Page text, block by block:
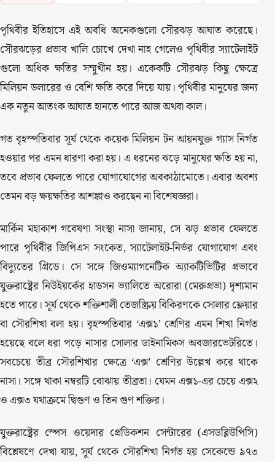
পৃথিবীর ইতিহাসে এই অবধি অনেকগুলো সৌরঝড় আঘাত করেছে।
সৌরঝড়ের প্রভাব খালি চোখে দেখা নাহ গেলেও পৃথিবীর স্যাটেলাইট
গুলো অধিক ক্ষতির সম্মুখীন হয়। একেকটি সৌরঝড় কিছু ক্ষেত্রে
মিলিয়ন ডলারের ও বেশি ক্ষতি করে দিয়ে যায়। পৃথিবীর মানুষের জন্য
এক নতুন আতংক আঘাত হানতে পারে আজ অথবা কাল।
গত বৃহস্পতিবার সূর্য থেকে কয়েক মিলিয়ন টন আয়নযুক্ত গ্যাস নির্গত
হওয়ার পর এমন ধারণা করা হয়। এ ধরনের ঝড়ে মানুষের ক্ষতি হয় না,
তবে প্রভাব ফেলতে পারে যোগাযোগের অবকাঠামোতে। এবার অবশ্য
তেমন বড় ক্ষয়ক্ষতির আশঙ্কাও করছেন না বিশেষজ্ঞরা।
মার্কিন মহাকাশ গবেষণা সংস্থা নাসা জানায়, সে ঝড় প্রভাব ফেলতে
পারে পৃথিবীর জিপিএস সংকেত, স্যাটেলাইট-নির্ভর যোগাযোগ এবং
বিদ্যুতের গ্রিডে। সে সঙ্গে জিওম্যাগনেটিক অ্যাকটিভিটির প্রভাবে
যুক্তরাষ্ট্রের নিউইয়র্কের হাডসন ভ্যালিতে অরোরা (মেরুপ্রভা) দৃশ্যমান
হতে পারে। সূর্য থেকে শক্তিশালী তেজস্ক্রিয় বিকিরণকে সোলার ফ্লেয়ার
বা সৌরশিখা বলা হয়। বৃহস্পতিবার ‘এক্স১’ শ্রেণির এমন শিখা নির্গত
হয়েছে বলে ধরা পড়ে নাসার সোলার ডাইনামিকস অবজারভেটরিতে।
সবচেয়ে তীব্র সৌরশিখার ক্ষেত্রে ‘এক্স’ শ্রেণির উল্লেখ করে থাকে
নাসা। সঙ্গে থাকা নম্বরটি বোঝায় তীব্রতা। যেমন এক্স১-এর চেয়ে এক্স২
ও এক্স৩ যথাক্রমে দ্বিগুণ ও তিন গুণ শক্তির।
যুক্তরাষ্ট্রের স্পেস ওয়েদার প্রেডিকশন সেন্টারের (এসডব্লিউপিসি)
বিশ্লেষণে দেখা যায়, সূর্য থেকে সৌরশিখা নির্গত হয় সেকেন্ডে ৯৭৩